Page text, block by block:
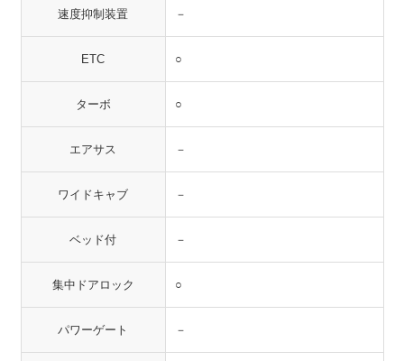
速度抑制装置 －
ETC ○
ターボ ○
エアサス －
ワイドキャブ －
ベッド付 －
集中ドアロック ○
パワーゲート －